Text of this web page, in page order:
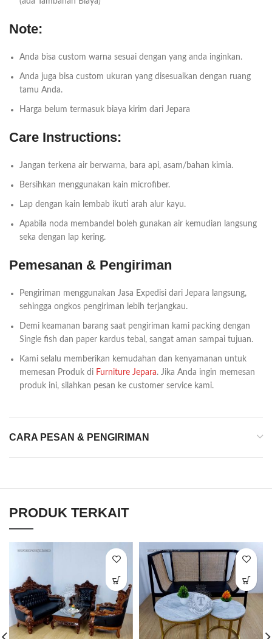
Note:
Anda bisa custom warna sesuai dengan yang anda inginkan.
Anda juga bisa custom ukuran yang disesuaikan dengan ruang
tamu Anda.
Harga belum termasuk biaya kirim dari Jepara
Care Instructions:
Jangan terkena air berwarna, bara api, asam/bahan kimia.
Bersihkan menggunakan kain microfiber.
Lap dengan kain lembab ikuti arah alur kayu.
Apabila noda membandel boleh gunakan air kemudian langsung
seka dengan lap kering.
Pemesanan & Pengiriman
Pengiriman menggunakan Jasa Expedisi dari Jepara langsung,
sehingga ongkos pengiriman lebih terjangkau.
Demi keamanan barang saat pengiriman kami packing dengan
Single fish dan paper kardus tebal, sangat aman sampai tujuan.
Kami selalu memberikan kemudahan dan kenyamanan untuk
memesan Produk di Furniture Jepara. Jika Anda ingin memesan
produk ini, silahkan pesan ke customer service kami.
CARA PESAN & PENGIRIMAN
PRODUK TERKAIT